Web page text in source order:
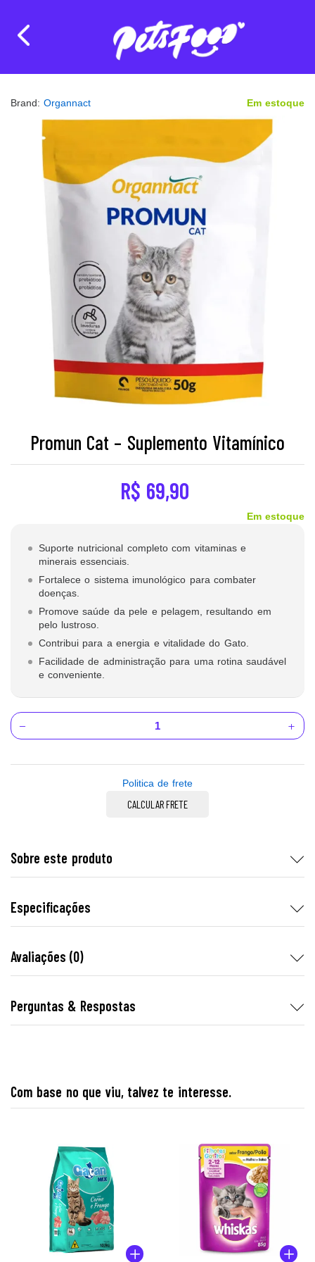
Brand:Organnact Em estoque
Promun Cat – Suplemento Vitamínico
R$ 69,90
Em estoque
Suporte nutricional completo com vitaminas e
minerais essenciais.
Fortalece o sistema imunológico para combater
doenças.
Promove saúde da pele e pelagem, resultando em
pelo lustroso.
Contribui para a energia e vitalidade do Gato.
Facilidade de administração para uma rotina saudável
e conveniente.
Politica de frete
CALCULAR FRETE
Sobre este produto
Especificações
Avaliações (0)
Perguntas & Respostas
Com base no que viu, talvez te interesse.